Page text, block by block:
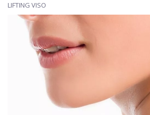
LIFTING VISO